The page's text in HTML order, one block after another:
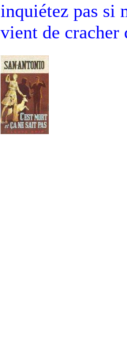
inquiétez pas si
vient de cracher